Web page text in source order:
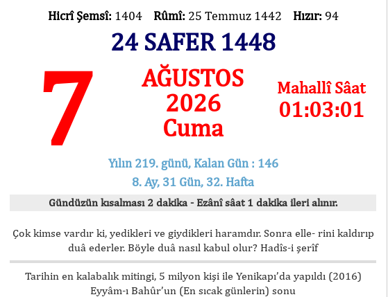
Hicrî Şemsî: 1404 Rûmî: 25 Temmuz 1442 Hızır: 94
24 SAFER 1448
7
AĞUSTOS
2026
Cuma
Mahallî Sâat
01:03:01
Yılın 219. günü, Kalan Gün : 146
8. Ay, 31 Gün, 32. Hafta
Gündüzün kısalması 2 dakika - Ezânî sâat 1 dakika ileri alınır.
Çok kimse vardır ki, yedikleri ve giydikleri haramdır. Sonra elle- rini kaldırıp
duâ ederler. Böyle duâ nasıl kabul olur? Hadîs-i şerîf
Tarihin en kalabalık mitingi, 5 milyon kişi ile Yenikapı’da yapıldı (2016)
Eyyâm-ı Bahûr’un (En sıcak günlerin) sonu